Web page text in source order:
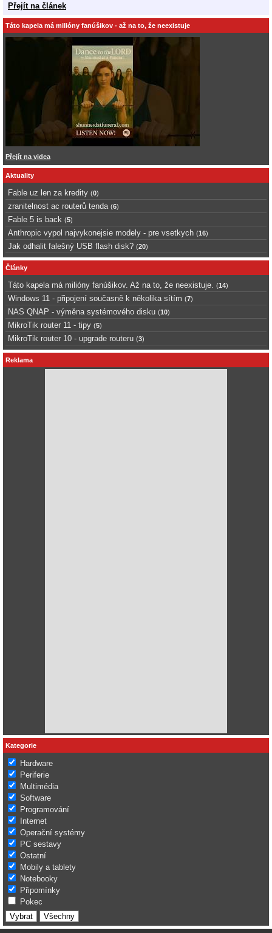
Přejít na článek
Táto kapela má milióny fanúšikov - až na to, že neexistuje
Přejít na videa
Aktuality
Fable uz len za kredity (0)
zranitelnost ac routerů tenda (6)
Fable 5 is back (5)
Anthropic vypol najvykonejsie modely - pre vsetkych (16)
Jak odhalit falešný USB flash disk? (20)
Články
Táto kapela má milióny fanúšikov. Až na to, že neexistuje. (14)
Windows 11 - připojení současně k několika sítím (7)
NAS QNAP - výměna systémového disku (10)
MikroTik router 11 - tipy (5)
MikroTik router 10 - upgrade routeru (3)
Reklama
Kategorie
Hardware
Periferie
Multimédia
Software
Programování
Internet
Operační systémy
PC sestavy
Ostatní
Mobily a tablety
Notebooky
Připomínky
Pokec